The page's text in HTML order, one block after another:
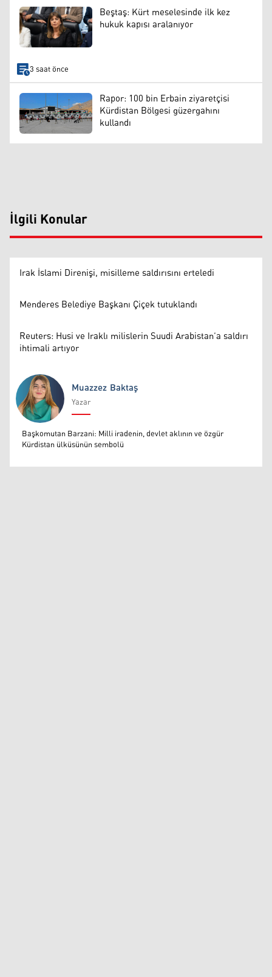
Beştaş: Kürt meselesinde ilk kez
hukuk kapısı aralanıyor
3 saat önce
Rapor: 100 bin Erbain ziyaretçisi
Kürdistan Bölgesi güzergahını
kullandı
İlgili Konular
Irak İslami Direnişi, misilleme saldırısını erteledi
Menderes Belediye Başkanı Çiçek tutuklandı
Reuters: Husi ve Iraklı milislerin Suudi Arabistan’a saldırı
ihtimali artıyor
Muazzez Baktaş
Muazzez Baktaş
Yazar
Başkomutan Barzani: Milli iradenin, devlet aklının ve özgür
Kürdistan ülküsünün sembolü